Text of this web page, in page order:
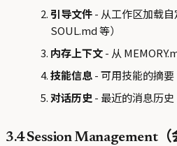
引导文件- 从工作区加载
SOUL.md 等）
内存上下文- 从
技能信息- 可用技能的摘要
对话历史 - 最近的消息历史
3.4 Session Management（